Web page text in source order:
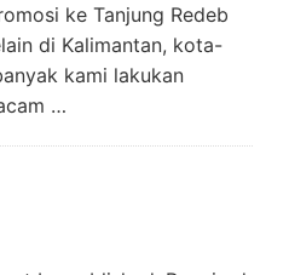
ke Tanjung Redeb
di Kalimantan, kota-
kami lakukan
…